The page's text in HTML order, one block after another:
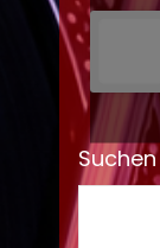
Suchen